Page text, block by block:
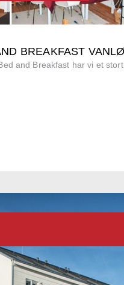
BREAKFAST
and Breakfast har vi et